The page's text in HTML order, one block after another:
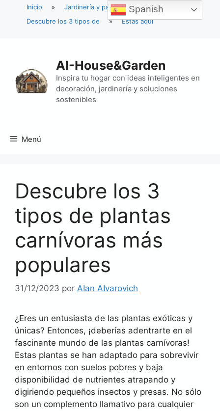
Inicio » Jardinería y paisajismo
»
Descubre los 3 tipos de
» Estás aquí
contenido
AI-House&Garden
Inspira tu hogar con ideas inteligentes en
decoración, jardinería y soluciones
sostenibles
Menú
Descubre los 3
tipos de plantas
carnívoras más
populares
31/12/2023 por AIan AIvarovich
¿Eres un entusiasta de las plantas exóticas y
únicas? Entonces, ¡deberías adentrarte en el
fascinante mundo de las plantas carnívoras!
Estas plantas se han adaptado para sobrevivir
en entornos con suelos pobres y baja
disponibilidad de nutrientes atrapando y
digiriendo pequeños insectos y presas. No sólo
son un complemento llamativo para cualquier
Spanish